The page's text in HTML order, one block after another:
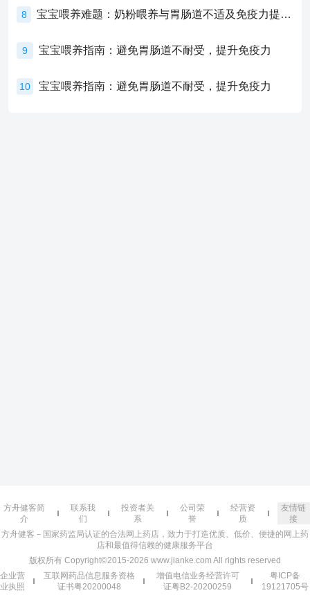
8 宝宝喂养难题：奶粉喂养与胃肠道不适及免疫力提升的奥秘
9 宝宝喂养指南：避免胃肠道不耐受，提升免疫力
10 宝宝喂养指南：避免胃肠道不耐受，提升免疫力
方舟健客简
介
联系我
们
投资者关
系
公司荣
誉
经营资
质
友情链
接
方舟健客－国家药监局认证的合法网上药店，致力于打造优质、低价、便捷的网上药
店和最值得信赖的健康服务平台
版权所有 Copyright©2015-2026 www.jianke.com All rights reserved
企业营
业执照
互联网药品信息服务资格
证书粤20200048
增值电信业务经营许可
证粤B2-20200259
粤ICP备
19121705号